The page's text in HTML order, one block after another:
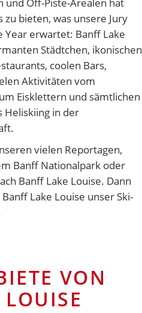
und Off-Piste-Arealen hat
bieten, was unsere Jury
Year erwartet: Banff Lake
Städtchen, ikonischen
coolen Bars,
Aktivitäten vom
Eisklettern und sämtlichen
Heliskiing in der
vielen Reportagen,
Banff Nationalpark oder
Banff Lake Louise. Dann
Lake Louise unser Ski-
VON